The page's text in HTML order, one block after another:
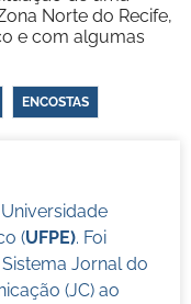
Norte do Recife,
e com algumas
ENCOSTAS
(UFPE). Foi
Jornal do
(JC) ao